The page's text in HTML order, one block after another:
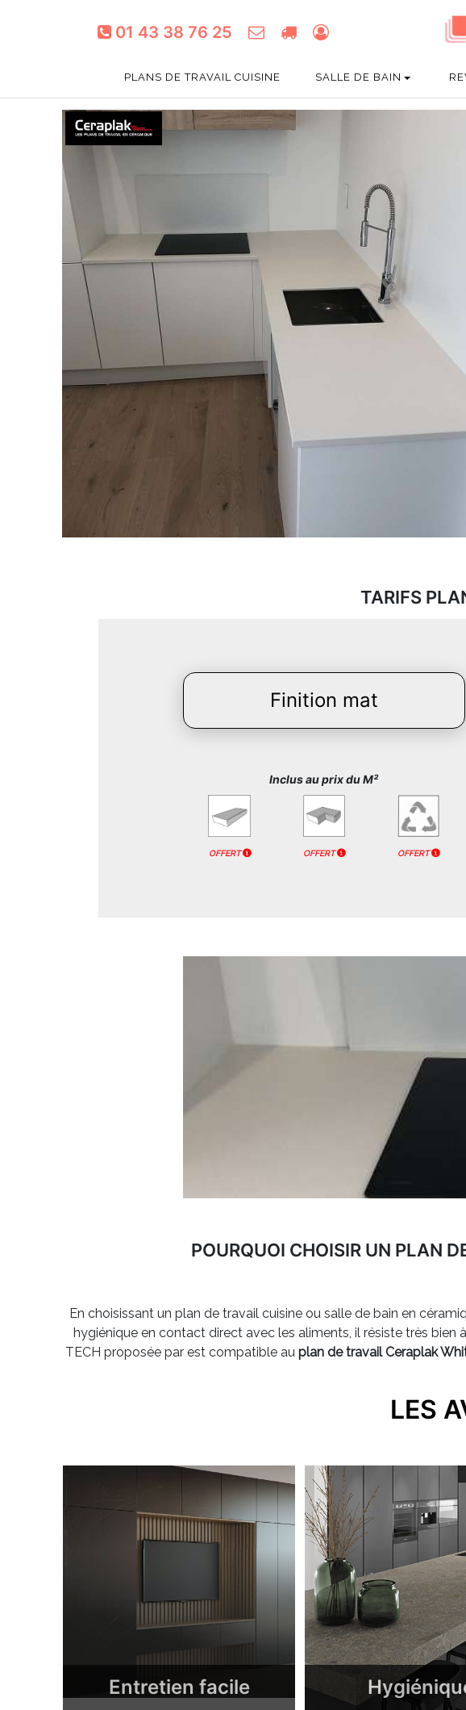
01 43 38 76 25
PLANS DE TRAVAIL CUISINE SALLE DE BAIN
TARIFS
Finition mat
Inclus au prix du M²
OFFERT OFFERT OFFERT
POURQUOI CHOISIR UN PLAN
En choisissant un plan de travail cuisine ou salle de bain en
hygiénique en contact direct avec les aliments, il résiste très bien
TECH proposée par est compatible au plan de travail Ceraplak
LES
Entretien facile